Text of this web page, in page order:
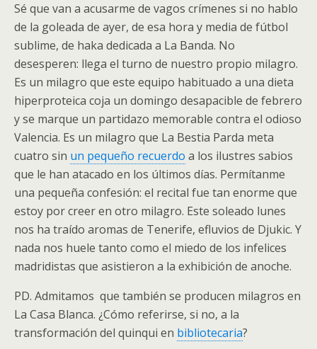
Sé que van a acusarme de vagos crímenes si no hablo
de la goleada de ayer, de esa hora y media de fútbol
sublime, de haka dedicada a La Banda. No
desesperen: llega el turno de nuestro propio milagro.
Es un milagro que este equipo habituado a una dieta
hiperproteica coja un domingo desapacible de febrero
y se marque un partidazo memorable contra el odioso
Valencia. Es un milagro que La Bestia Parda meta
cuatro sin un pequeño recuerdo a los ilustres sabios
que le han atacado en los últimos días. Permítanme
una pequeña confesión: el recital fue tan enorme que
estoy por creer en otro milagro. Este soleado lunes
nos ha traído aromas de Tenerife, efluvios de Djukic. Y
nada nos huele tanto como el miedo de los infelices
madridistas que asistieron a la exhibición de anoche.
PD. Admitamos que también se producen milagros en
La Casa Blanca. ¿Cómo referirse, si no, a la
transformación del quinqui en bibliotecaria?